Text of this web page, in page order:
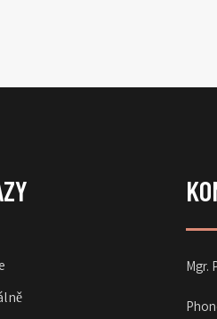
Mgr.